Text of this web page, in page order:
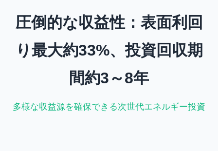
圧倒的な収益性：表面利回
り最大約33%、投資回収期
間約3～8年
多様な収益源を確保できる次世代エネルギー投資